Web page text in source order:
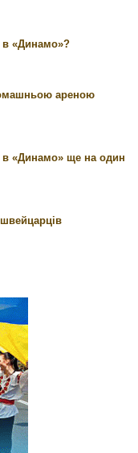
в «Динамо»?
ареною
в «Динамо» ще на один